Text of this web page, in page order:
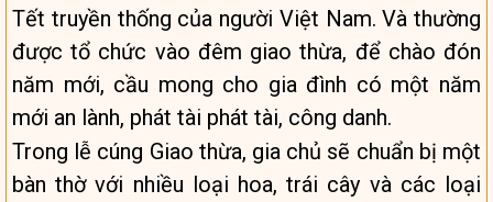
Tết truyền thống của người Việt Nam. Và thường
được tổ chức vào đêm giao thừa, để chào đón
năm mới, cầu mong cho gia đình có một năm
mới an lành, phát tài phát tài, công danh.
Trong lễ cúng Giao thừa, gia chủ sẽ chuẩn bị một
bàn thờ với nhiều loại hoa, trái cây và các loại